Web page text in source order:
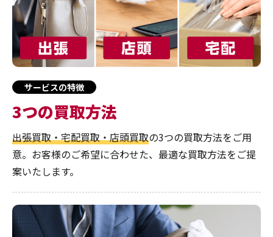
サービスの特徴
3つの買取方法
出張買取・宅配買取・店頭買取の3つの買取方法をご用
意。お客様のご希望に合わせた、最適な買取方法をご提
案いたします。